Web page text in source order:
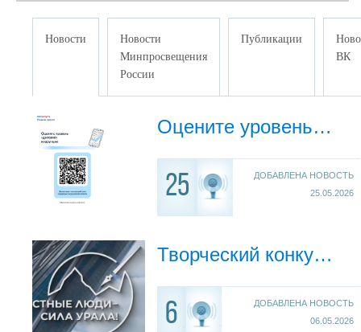
Новости
Новости
Минпросвещения
России
Публикации
ВК
Оцените уровень коррупции
25
ДОБАВЛЕНА НОВОСТЬ
25.05.2026
Творческий конкурс «Честные люди – сила Урала!»
6
ДОБАВЛЕНА НОВОСТЬ
06.05.2026